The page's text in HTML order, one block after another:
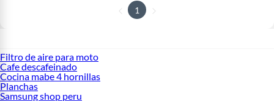
1
Filtro de aire para moto
Cafe descafeinado
Cocina mabe 4 hornillas
Planchas
Samsung shop peru